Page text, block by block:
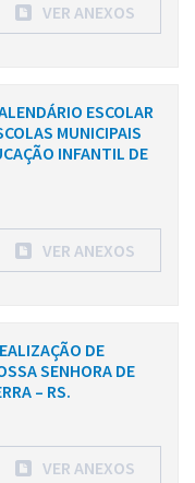
VER ANEXOS
ESCOLAR
MUNICIPAIS
INFANTIL DE
VER ANEXOS
DE
SENHORA DE
– RS.
VER ANEXOS